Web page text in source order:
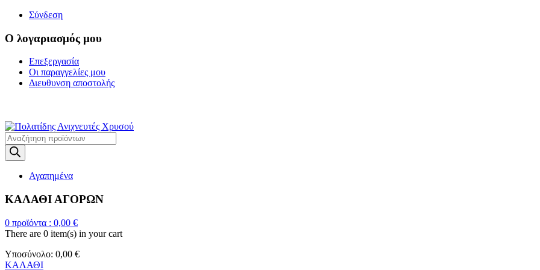
Σύνδεση
Ο λογαριασμός μου
Επεξεργασία
Οι παραγγελίες μου
Διευθυνση αποστολής
Products
search
Αγαπημένα
ΚΑΛΑΘΙ ΑΓΟΡΩΝ
0 προϊόντα : 0,00 €
There are 0 item(s) in your cart
Υποσύνολο: 0,00 €
ΚΑΛΑΘΙ